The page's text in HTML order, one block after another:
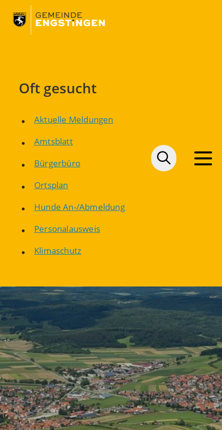
Oft gesucht
Aktuelle Meldungen
Amtsblatt
Bürgerbüro
Ortsplan
Hunde An-/Abmeldung
Personalausweis
Klimaschutz